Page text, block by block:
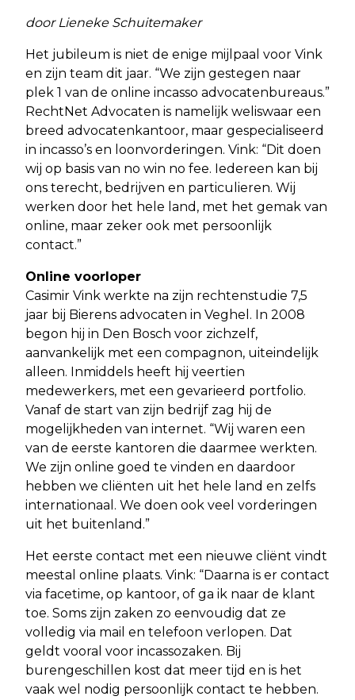
door Lieneke Schuitemaker
Het jubileum is niet de enige mijlpaal voor Vink
en zijn team dit jaar. “We zijn gestegen naar
plek 1 van de online incasso advocatenbureaus.”
RechtNet Advocaten is namelijk weliswaar een
breed advocatenkantoor, maar gespecialiseerd
in incasso’s en loonvorderingen. Vink: “Dit doen
wij op basis van no win no fee. Iedereen kan bij
ons terecht, bedrijven en particulieren. Wij
werken door het hele land, met het gemak van
online, maar zeker ook met persoonlijk
contact.”
Online voorloper
Casimir Vink werkte na zijn rechtenstudie 7,5
jaar bij Bierens advocaten in Veghel. In 2008
begon hij in Den Bosch voor zichzelf,
aanvankelijk met een compagnon, uiteindelijk
alleen. Inmiddels heeft hij veertien
medewerkers, met een gevarieerd portfolio.
Vanaf de start van zijn bedrijf zag hij de
mogelijkheden van internet. “Wij waren een
van de eerste kantoren die daarmee werkten.
We zijn online goed te vinden en daardoor
hebben we cliënten uit het hele land en zelfs
internationaal. We doen ook veel vorderingen
uit het buitenland.”
Het eerste contact met een nieuwe cliënt vindt
meestal online plaats. Vink: “Daarna is er contact
via facetime, op kantoor, of ga ik naar de klant
toe. Soms zijn zaken zo eenvoudig dat ze
volledig via mail en telefoon verlopen. Dat
geldt vooral voor incassozaken. Bij
burengeschillen kost dat meer tijd en is het
vaak wel nodig persoonlijk contact te hebben.